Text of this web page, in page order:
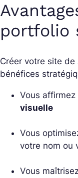
portfolio
Créer votre site
bénéfices
Vous
visuelle
Vous
votre nom ou
Vous